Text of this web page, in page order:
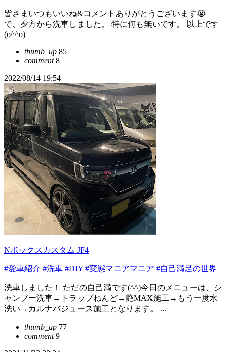
皆さまいつもいいね&コメントありがとうございます😭
で、夕方から洗車しました。 特に何も無いです。 以上です
(o^^o)
thumb_up 85
comment8
2022/08/14 19:54
Nボックスカスタム JF4
#愛車紹介 #洗車 #DIY #変態マニアマニア #自己満足の世界
洗車しました！ ただの自己満です(^^)今日のメニューは、シ
ャンプー洗車→トラップねんど→艶MAX施工→もう一度水
洗い→カルナバジュース施工となります。 ...
thumb_up 77
comment9